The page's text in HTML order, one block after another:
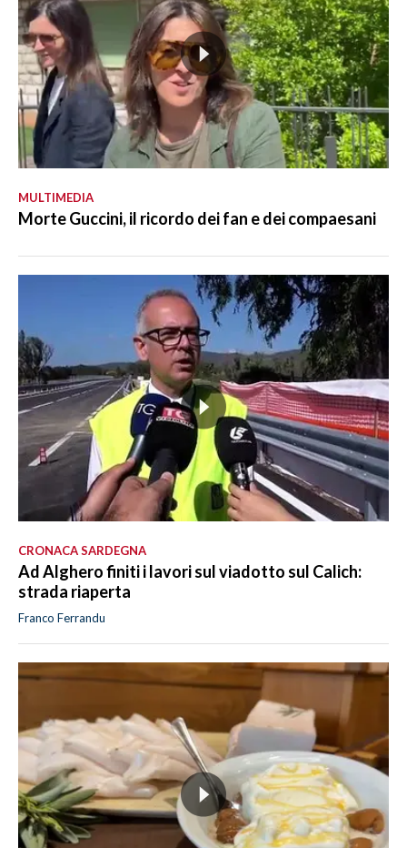
MULTIMEDIA
Morte Guccini, il ricordo dei fan e dei compaesani
CRONACA SARDEGNA
Ad Alghero finiti i lavori sul viadotto sul Calich:
strada riaperta
Franco Ferrandu